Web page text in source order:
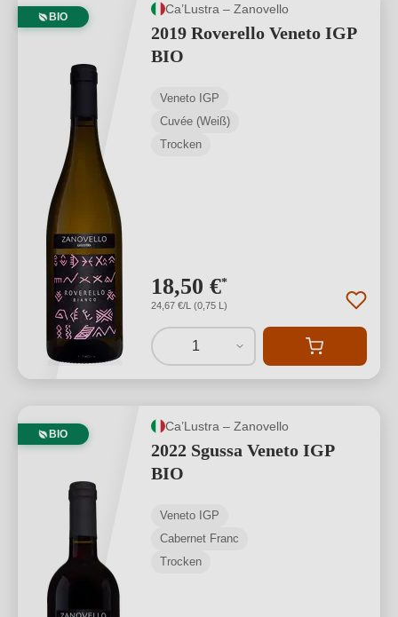
BIO
Ca’Lustra – Zanovello
2019 Roverello Veneto IGP
BIO
Veneto IGP
Cuvée (Weiß)
Trocken
18,50 €*
24,67 €/L (0,75 L)
1
BIO
Ca’Lustra – Zanovello
2022 Sgussa Veneto IGP
BIO
Veneto IGP
Cabernet Franc
Trocken